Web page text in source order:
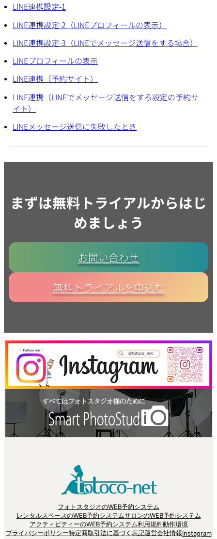
LINE連携設定-1
LINE連携設定-2（LINEプロフィールの表示）
LINE連携設定-3（LINEでメッセージ送信をする場合）
LINEプロフィールの表示
LINE連携（予約サイト）
LINE連携（LINEでメッセージ送信をする設定の予約サ
イト）
LINEメッセージ送信に失敗したとき
まずは無料トライアルからはじ
めましょう
お問い合わせ
無料トライアルを申込む
フォトスタジオのWEB予約システム
レンタルスペースのWEB予約システムサロンのWEB予約システム
アクティビティーのWEB予約システム利用規約動作環境
プライバシーポリシー特定商取引法に基づく表記運営会社情報Instagram